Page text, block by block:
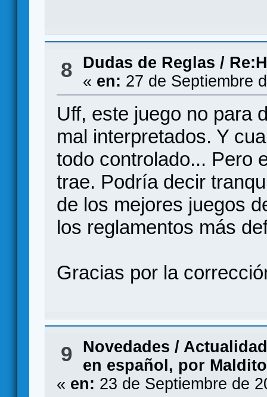
8 Dudas de Reglas /
« en: 27 de Septiembre
Uff, este juego no para
mal interpretados. Y
todo controlado... Pero
trae. Podría decir
de los mejores juegos
los reglamentos más
Gracias por la
9
Novedades / Actualidad
en español, por
« en: 23 de Septiembre de